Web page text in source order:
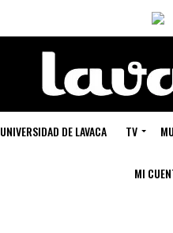
UNIVERSIDAD DE LAVACA TV
MI